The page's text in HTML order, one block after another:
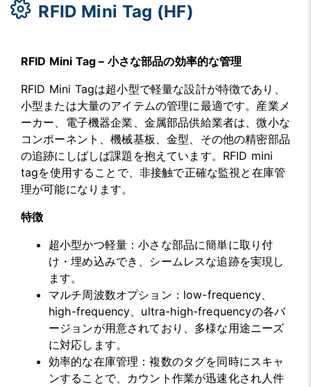
RFID Mini Tag (HF)
RFID Mini Tag – 小さな部品の効率的な管理
RFID Mini Tagは超小型で軽量な設計が特徴であり、
小型または大量のアイテムの管理に最適です。産業メ
ーカー、電子機器企業、金属部品供給業者は、微小な
コンポーネント、機械基板、金型、その他の精密部品
の追跡にしばしば課題を抱えています。RFID mini
tagを使用することで、非接触で正確な監視と在庫管
理が可能になります。
特徴
超小型かつ軽量：小さな部品に簡単に取り付
け・埋め込みでき、シームレスな追跡を実現し
ます。
マルチ周波数オプション：low-frequency、
high-frequency、ultra-high-frequencyの各バ
ージョンが用意されており、多様な用途ニーズ
に対応します。
効率的な在庫管理：複数のタグを同時にスキャ
ンすることで、カウント作業が迅速化され人件